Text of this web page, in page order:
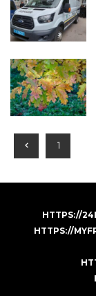
1
HTTPS://
HTTPS://